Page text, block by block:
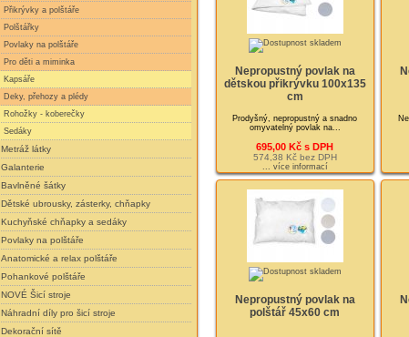
Přikrývky a polštáře
Polštářky
Povlaky na polštáře
Pro děti a miminka
Kapsáře
Deky, přehozy a plédy
Rohožky - koberečky
Sedáky
Metráž látky
Galanterie
Bavlněné šátky
Dětské ubrousky, zásterky, chňapky
Kuchyňské chňapky a sedáky
Povlaky na polštáře
Anatomické a relax polštáře
Pohankové polštáře
NOVÉ Šicí stroje
Náhradní díly pro šicí stroje
Dekorační sítě
Nepropustný povlak na
dětskou přikrývku 100x135
cm
Prodyšný, nepropustný a snadno
omyvatelný povlak na...
695,00 Kč s DPH
574,38 Kč bez DPH
... více informací
Nepropustný povlak na
polštář 45x60 cm